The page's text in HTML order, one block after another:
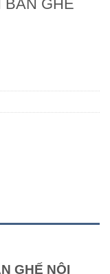
BÀN GHẾ
GHẾ NỘI